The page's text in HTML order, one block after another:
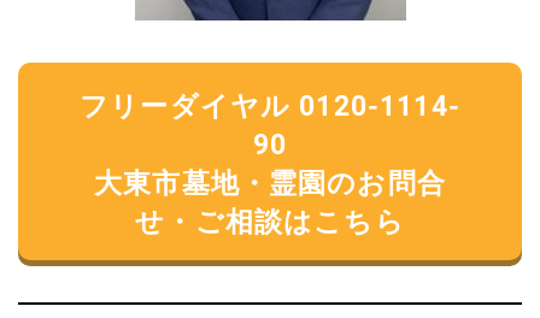
フリーダイヤル 0120-1114-
90
大東市墓地・霊園のお問合
せ・ご相談はこちら